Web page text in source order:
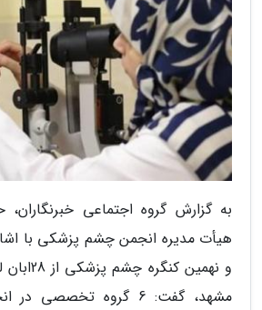
به گزارش گروه اجتماعی
هیأت مدیره انجمن چشم پزشکی با
و نهمین
مشهد، گفت: 6 گروه